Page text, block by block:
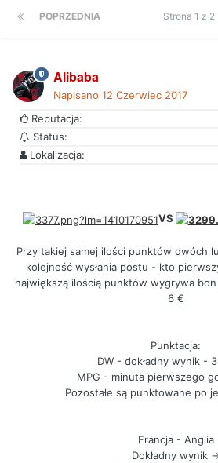
POPRZEDNIA Strona 1 z 2
Alibaba
Napisano 12 Czerwiec 2017
Reputacja:
Status:
Lokalizacja:
VS
Przy takiej samej ilości punktów dwóch
kolejność wysłania postu - kto
największą ilością punktów wygrywa
6 €
Punktacja:
DW - dokładny wynik -
MPG - minuta pierwszego
Pozostałe są punktowane po
Francja - Anglia
Dokładny wynik -